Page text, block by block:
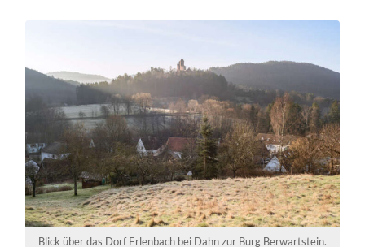
Blick über das Dorf Erlenbach bei Dahn zur Burg Berwartstein.